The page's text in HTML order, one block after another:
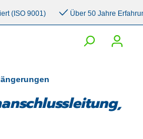
9001) Über 50 Jahre Erfahrung